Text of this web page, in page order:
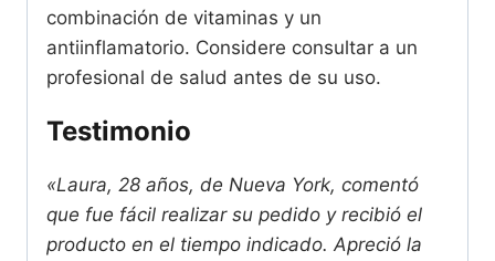
combinación de vitaminas y un
antiinflamatorio. Considere consultar a un
profesional de salud antes de su uso.
Testimonio
«Laura, 28 años, de Nueva York, comentó
que fue fácil realizar su pedido y recibió el
producto en el tiempo indicado. Apreció la